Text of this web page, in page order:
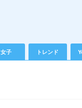
女子 トレンド